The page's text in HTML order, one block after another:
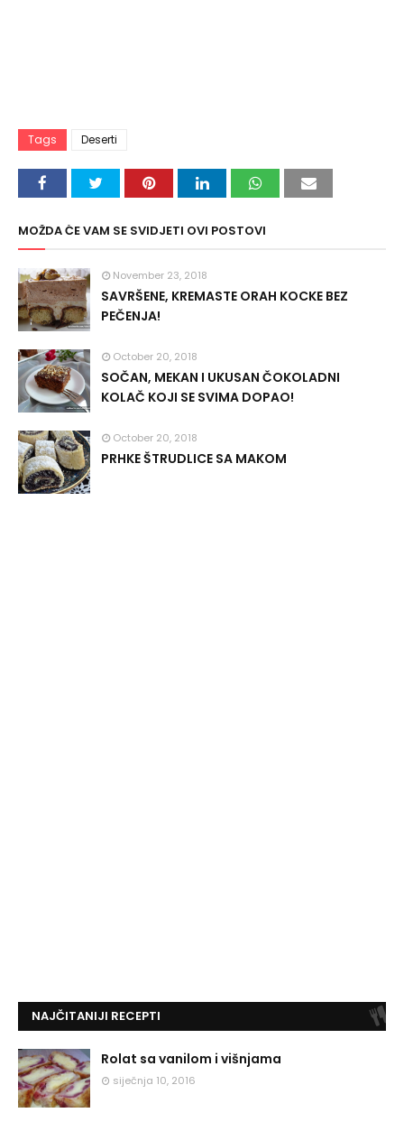
Tags Deserti
MOŽDA ĆE VAM SE SVIDJETI OVI POSTOVI
November 23, 2018
SAVRŠENE, KREMASTE ORAH KOCKE BEZ
PEČENJA!
October 20, 2018
SOČAN, MEKAN I UKUSAN ČOKOLADNI
KOLAČ KOJI SE SVIMA DOPAO!
October 20, 2018
PRHKE ŠTRUDLICE SA MAKOM
NAJČITANIJI RECEPTI
Rolat sa vanilom i višnjama
siječnja 10, 2016